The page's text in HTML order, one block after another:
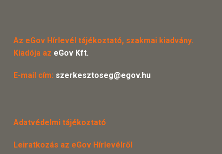
Az eGov Hírlevél tájékoztató, szakmai kiadvány.
Kiadója az eGov Kft.
E-mail cím: szerkesztoseg@egov.hu
Adatvédelmi tájékoztató
Leiratkozás az eGov Hírlevélről